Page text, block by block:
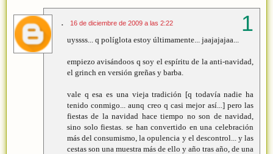
. 16 de diciembre de 2009 a las 2:22
uyssss... q políglota estoy últimamente... jaajajajaa...
empiezo avisándoos q soy el espíritu de la anti-navidad,
el grinch en versión greñas y barba.
vale q esa es una vieja tradición [q todavía nadie ha
tenido conmigo... aunq creo q casi mejor así...] pero las
fiestas de la navidad hace tiempo no son de navidad,
sino solo fiestas. se han convertido en una celebración
más del consumismo, la opulencia y el descontrol... y las
cestas son una muestra más de ello y año tras año, de una